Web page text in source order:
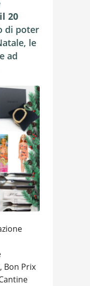
20
di poter
le
ad
Bon Prix